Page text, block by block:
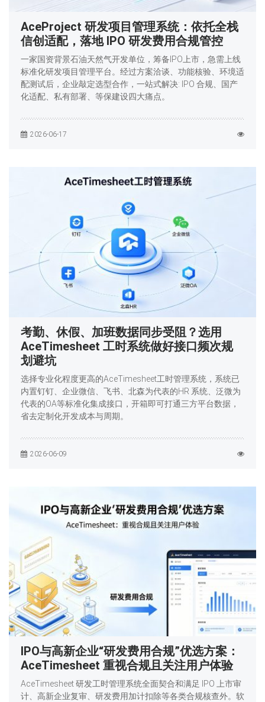
AceProject 研发项目管理系统：依托全栈
信创适配，落地 IPO 研发费用合规管控
一家国资背景石油天然气开发单位，筹备IPO上市，急需上线
标准化研发项目管理平台。经过方案洽谈、功能核验、环境适
配测试后，企业敲定选型合作，一站式解决: IPO 合规、国产
化适配、私有部署、等保建设四大痛点。
2026-06-17
考勤、休假、加班数据同步受阻？选用
AceTimesheet 工时系统做好接口频次规
划避坑
选择专业化程度更高的AceTimesheet工时管理系统，系统已
内置钉钉、企业微信、飞书、北森为代表的HR 系统、泛微为
代表的OA等标准化集成接口，开箱即可打通三方平台数据，
省去定制化开发成本与周期。
2026-06-09
IPO与高新企业“研发费用合规”优选方案：
AceTimesheet 重视合规且关注用户体验
AceTimesheet 研发工时管理系统全面契合和满足 IPO 上市审
计、高新企业复审、研发费用加计扣除等各类合规核查外。软